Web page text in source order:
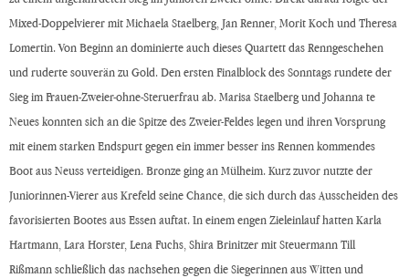
Mixed-Doppelvierer mit Michaela Staelberg, Jan Renner, Morit Koch und Theresa
Lomertin. Von Beginn an dominierte auch dieses Quartett das Renngeschehen
und ruderte souverän zu Gold. Den ersten Finalblock des Sonntags rundete der
Sieg im Frauen-Zweier-ohne-Steruerfrau ab. Marisa Staelberg und Johanna te
Neues konnten sich an die Spitze des Zweier-Feldes legen und ihren Vorsprung
mit einem starken Endspurt gegen ein immer besser ins Rennen kommendes
Boot aus Neuss verteidigen. Bronze ging an Mülheim. Kurz zuvor nutzte der
Juniorinnen-Vierer aus Krefeld seine Chance, die sich durch das Ausscheiden des
favorisierten Bootes aus Essen auftat. In einem engen Zieleinlauf hatten Karla
Hartmann, Lara Horster, Lena Fuchs, Shira Brinitzer mit Steuermann Till
Rißmann schließlich das nachsehen gegen die Siegerinnen aus Witten und